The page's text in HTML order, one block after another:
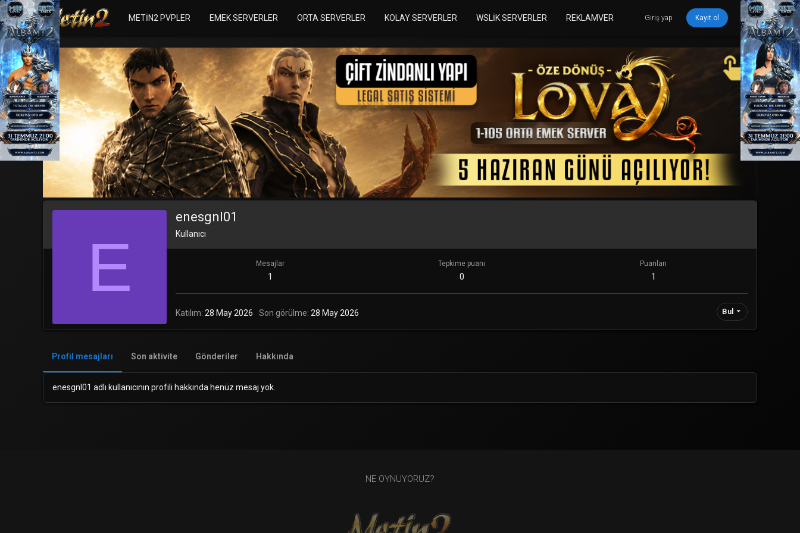
METIN2 PVPLER EMEK SERVERLER ORTA SERVERLER KOLAY SERVERLER WSLIK SERVERLER REKLAMVER Giriş yap Kayıt ol
E
enesgnl01
Kullanıcı
Mesajlar
1
Tepkime puanı
0
Puanları
1
Katılım 28 May 2026 Son görülme 28 May 2026 Bul
Profil mesajları Son aktivite Gönderiler Hakkında
enesgnl01 adlı kullanıcının profili hakkında henüz mesaj yok.
NE OYNUYORUZ?